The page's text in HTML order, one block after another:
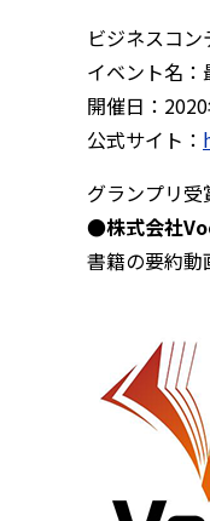
ビジネスコン
イベント名
開催日：2020
公式サイト：
グランプリ受
●株式会社
書籍の要約動